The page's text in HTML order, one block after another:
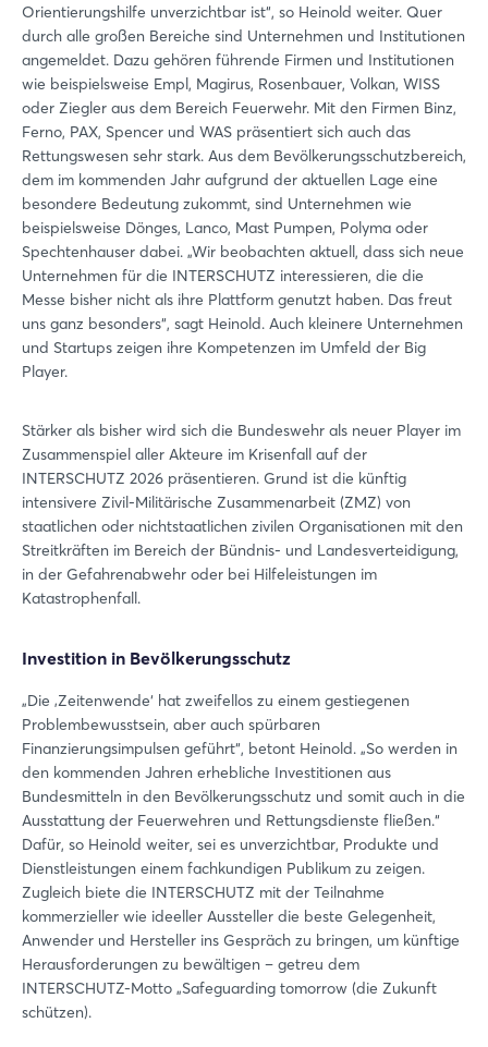
Orientierungshilfe unverzichtbar ist“, so Heinold weiter. Quer
durch alle großen Bereiche sind Unternehmen und Institutionen
angemeldet. Dazu gehören führende Firmen und Institutionen
wie beispielsweise Empl, Magirus, Rosenbauer, Volkan, WISS
oder Ziegler aus dem Bereich Feuerwehr. Mit den Firmen Binz,
Ferno, PAX, Spencer und WAS präsentiert sich auch das
Rettungswesen sehr stark. Aus dem Bevölkerungsschutzbereich,
dem im kommenden Jahr aufgrund der aktuellen Lage eine
besondere Bedeutung zukommt, sind Unternehmen wie
beispielsweise Dönges, Lanco, Mast Pumpen, Polyma oder
Spechtenhauser dabei. „Wir beobachten aktuell, dass sich neue
Unternehmen für die INTERSCHUTZ interessieren, die die
Messe bisher nicht als ihre Plattform genutzt haben. Das freut
uns ganz besonders“, sagt Heinold. Auch kleinere Unternehmen
und Startups zeigen ihre Kompetenzen im Umfeld der Big
Player.
Stärker als bisher wird sich die Bundeswehr als neuer Player im
Zusammenspiel aller Akteure im Krisenfall auf der
INTERSCHUTZ 2026 präsentieren. Grund ist die künftig
intensivere Zivil-Militärische Zusammenarbeit (ZMZ) von
staatlichen oder nichtstaatlichen zivilen Organisationen mit den
Streitkräften im Bereich der Bündnis- und Landesverteidigung,
in der Gefahrenabwehr oder bei Hilfeleistungen im
Katastrophenfall.
Investition in Bevölkerungsschutz
„Die ‚Zeitenwende‘ hat zweifellos zu einem gestiegenen
Problembewusstsein, aber auch spürbaren
Finanzierungsimpulsen geführt“, betont Heinold. „So werden in
den kommenden Jahren erhebliche Investitionen aus
Bundesmitteln in den Bevölkerungsschutz und somit auch in die
Ausstattung der Feuerwehren und Rettungsdienste fließen.“
Dafür, so Heinold weiter, sei es unverzichtbar, Produkte und
Dienstleistungen einem fachkundigen Publikum zu zeigen.
Zugleich biete die INTERSCHUTZ mit der Teilnahme
kommerzieller wie ideeller Aussteller die beste Gelegenheit,
Anwender und Hersteller ins Gespräch zu bringen, um künftige
Herausforderungen zu bewältigen – getreu dem
INTERSCHUTZ-Motto „Safeguarding tomorrow (die Zukunft
schützen).